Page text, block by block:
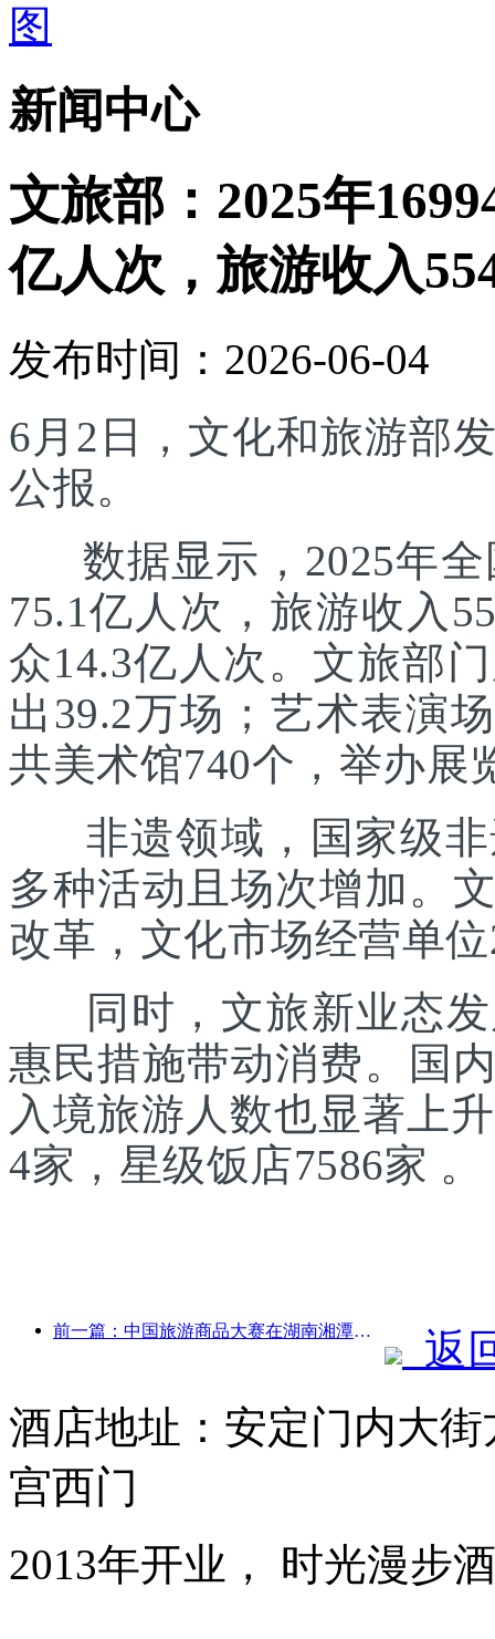
新闻中心
文旅部：2025年
亿人次，旅游收入
发布时间：2026-06-04
6月2日，文化和旅游部
公报。
数据显示，2025年全
75.1亿人次，旅游收入
众14.3亿人次。文旅部
出39.2万场；艺术表演
共美术馆740个，举办展
非遗领域，国家级非
多种活动且场次增加。
改革，文化市场经营单
同时，文旅新业态发
惠民措施带动消费。国
入境旅游人数也显著上
4家，星级饭店7586家 。
前一篇：中国旅游商品大赛在湖南湘潭成功举办
返
酒店地址：安定门内大
宫西门
2013年开业， 时光漫